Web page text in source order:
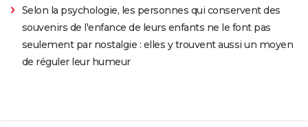
Selon la psychologie, les personnes qui conservent des
souvenirs de l'enfance de leurs enfants ne le font pas
seulement par nostalgie : elles y trouvent aussi un moyen
de réguler leur humeur